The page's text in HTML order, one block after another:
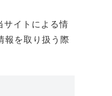
イトによる情
報を取り扱う際